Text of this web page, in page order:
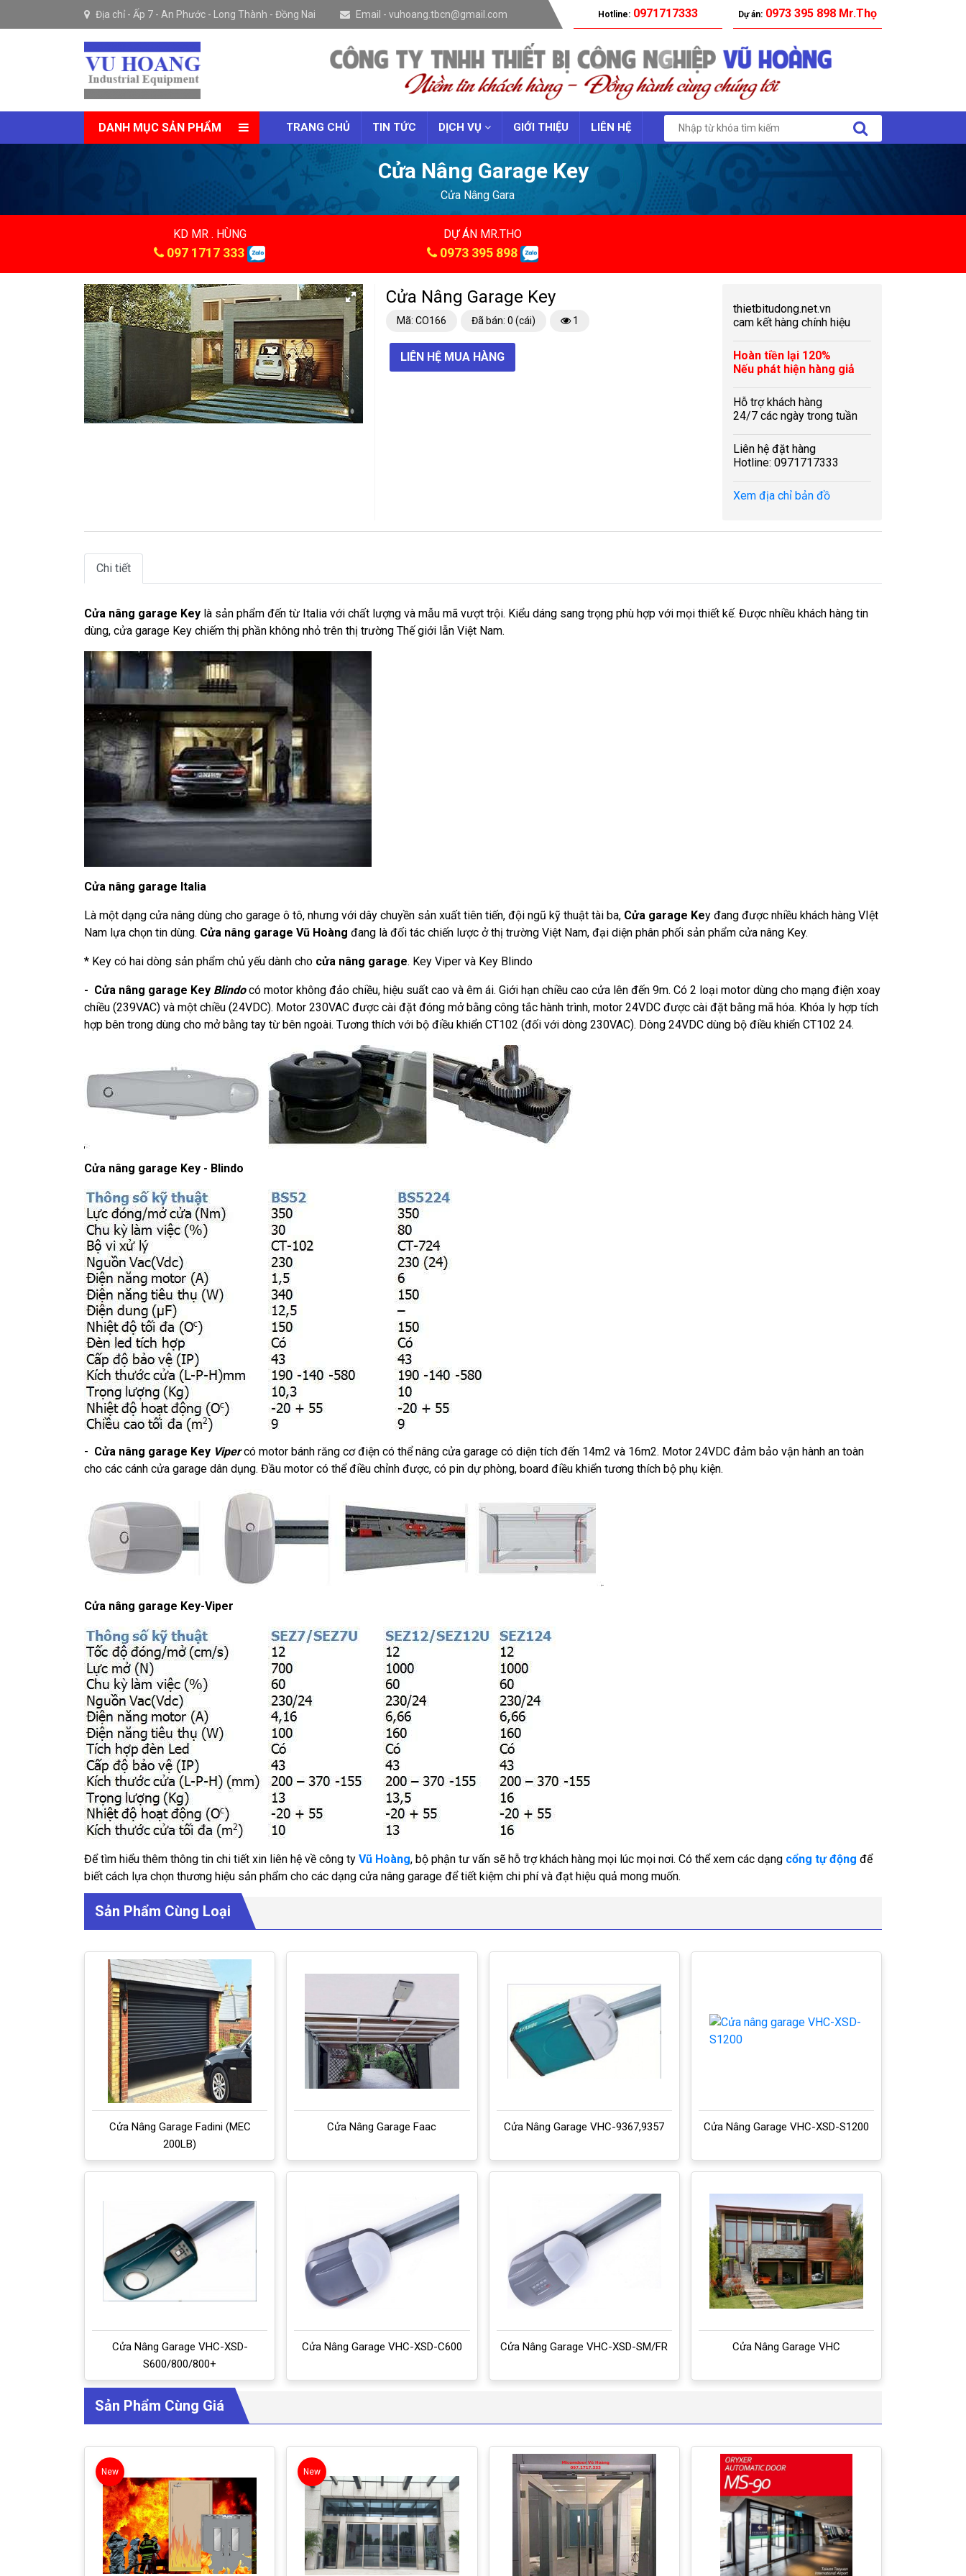
Địa chỉ - Ấp 7 - An Phước - Long Thành - Đồng Nai Email - vuhoang.tbcn@gmail.com Hotline: 0971717333 Dự án: 0973 395 898 Mr.Thọ
DANH MỤC SẢN PHẨM TRANG CHỦ TIN TỨC DỊCH VỤ GIỚI THIỆU LIÊN HỆ
Cửa Nâng Garage Key
Cửa Nâng Gara
KD MR . HÙNG
097 1717 333
DỰ ÁN MR.THO
0973 395 898
Cửa Nâng Garage Key
Mã: CO166 Đã bán: 0 (cái) 1
LIÊN HỆ MUA HÀNG
thietbitudong.net.vn
cam kết hàng chính hiệu
Hoàn tiền lại 120%
Nếu phát hiện hàng giả
Hỗ trợ khách hàng
24/7 các ngày trong tuần
Liên hệ đặt hàng
Hotline: 0971717333
Xem địa chỉ bản đồ
Chi tiết
Cửa nâng garage Key là sản phẩm đến từ Italia với chất lượng và mẫu mã vượt trội. Kiểu dáng sang trọng phù hợp với mọi thiết kế. Được nhiều khách hàng tin
dùng, cửa garage Key chiếm thị phần không nhỏ trên thị trường Thế giới lẫn Việt Nam.
Cửa nâng garage Italia
Là một dạng cửa nâng dùng cho garage ô tô, nhưng với dây chuyền sản xuất tiên tiến, đội ngũ kỹ thuật tài ba, Cửa garage Key đang được nhiều khách hàng VIệt
Nam lựa chọn tin dùng. Cửa nâng garage Vũ Hoàng đang là đối tác chiến lược ở thị trường Việt Nam, đại diện phân phối sản phẩm cửa nâng Key.
* Key có hai dòng sản phẩm chủ yếu dành cho cửa nâng garage. Key Viper và Key Blindo
- Cửa nâng garage Key Blindocó motor không đảo chiều, hiệu suất cao và êm ái. Giới hạn chiều cao cửa lên đến 9m. Có 2 loại motor dùng cho mạng điện xoay
chiều (239VAC) và một chiều (24VDC). Motor 230VAC được cài đặt đóng mở bằng công tắc hành trình, motor 24VDC được cài đặt bằng mã hóa. Khóa ly hợp tích
hợp bên trong dùng cho mở bằng tay từ bên ngoài. Tương thích với bộ điều khiển CT102 (đối với dòng 230VAC). Dòng 24VDC dùng bộ điều khiển CT102 24.
Cửa nâng garage Key - Blindo
- Cửa nâng garage Key Vipercó motor bánh răng cơ điện có thể nâng cửa garage có diện tích đến 14m2 và 16m2. Motor 24VDC đảm bảo vận hành an toàn
cho các cánh cửa garage dân dụng. Đầu motor có thể điều chỉnh được, có pin dự phòng, board điều khiển tương thích bộ phụ kiện.
Cửa nâng garage Key-Viper
Để tìm hiểu thêm thông tin chi tiết xin liên hệ về công ty Vũ Hoàng, bộ phận tư vấn sẽ hỗ trợ khách hàng mọi lúc mọi nơi. Có thể xem các dạng cổng tự động để
biết cách lựa chọn thương hiệu sản phẩm cho các dạng cửa nâng garage để tiết kiệm chi phí và đạt hiệu quả mong muốn.
Sản Phẩm Cùng Loại
Cửa Nâng Garage Fadini (MEC
200LB)
Cửa Nâng Garage Faac Cửa Nâng Garage VHC-9367,9357 Cửa Nâng Garage VHC-XSD-S1200
Cửa Nâng Garage VHC-XSD-
S600/800/800+
Cửa Nâng Garage VHC-XSD-C600 Cửa Nâng Garage VHC-XSD-SM/FR Cửa Nâng Garage VHC
Sản Phẩm Cùng Giá
New New